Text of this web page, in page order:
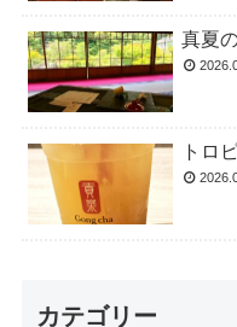
真夏
トロ
カテゴリー